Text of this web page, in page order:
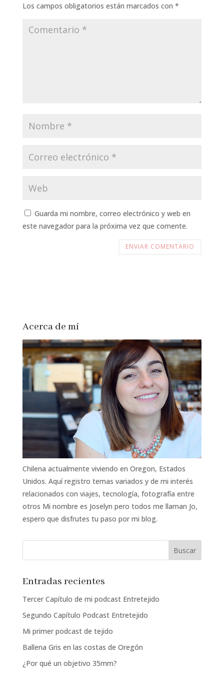
Los campos obligatorios están marcados con *
Guarda mi nombre, correo electrónico y web en
este navegador para la próxima vez que comente.
Acerca de mí
Chilena actualmente viviendo en Oregon, Estados
Unidos. Aquí registro temas variados y de mi interés
relacionados con viajes, tecnología, fotografía entre
otros Mi nombre es Joselyn pero todos me llaman Jo,
espero que disfrutes tu paso por mi blog.
Entradas recientes
Tercer Capítulo de mi podcast Entretejido
Segundo Capítulo Podcast Entretejido
Mi primer podcast de tejido
Ballena Gris en las costas de Oregón
¿Por qué un objetivo 35mm?